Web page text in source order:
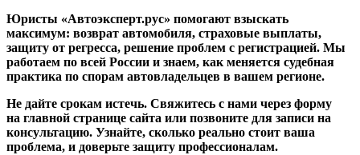
Юристы «Автоэксперт.рус» помогают взыскать
максимум: возврат автомобиля, страховые выплаты,
защиту от регресса, решение проблем с регистрацией. Мы
работаем по всей России и знаем, как меняется судебная
практика по спорам автовладельцев в вашем регионе.
Не дайте срокам истечь. Свяжитесь с нами через форму
на главной странице сайта или позвоните для записи на
консультацию. Узнайте, сколько реально стоит ваша
проблема, и доверьте защиту профессионалам.